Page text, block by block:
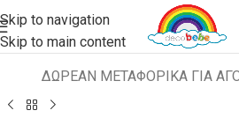
Skip to navigation
Skip to main content
ΔΩΡΕΑΝ ΜΕΤΑΦΟΡΙΚΑ ΓΙΑ
Αρχική σελίδα ΠΑΙΔΙΚΑ ΚΑΘΙΣΜΑΤΑ